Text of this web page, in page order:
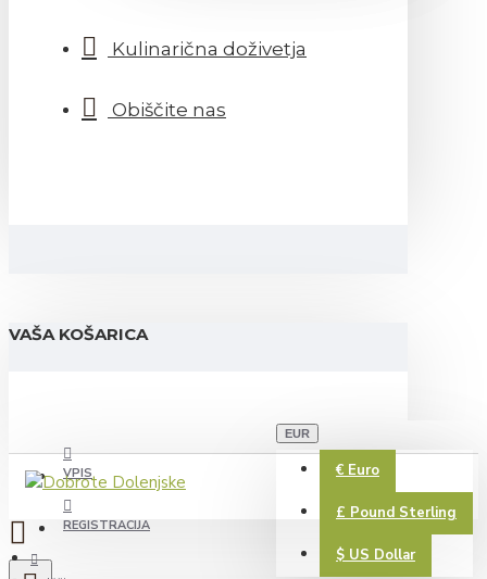
Kulinarična doživetja
Obiščite nas
VAŠA KOŠARICA
VPIS
REGISTRACIJA
EUR
€ Euro
£ Pound Sterling
$ US Dollar